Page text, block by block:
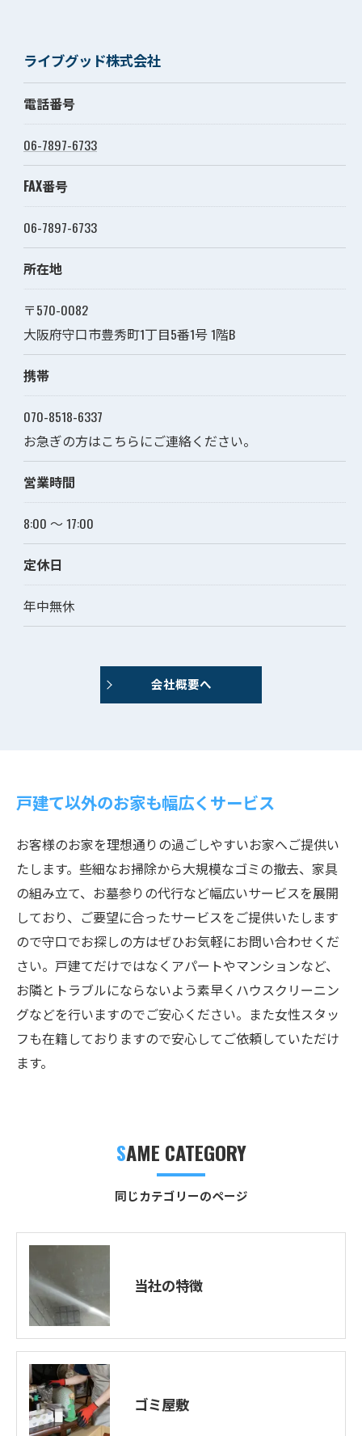
ライブグッド株式会社
電話番号
06-7897-6733
FAX番号
06-7897-6733
所在地
〒570-0082
大阪府守口市豊秀町1丁目5番1号 1階B
携帯
070-8518-6337
お急ぎの方はこちらにご連絡ください。
営業時間
8:00 ～ 17:00
定休日
年中無休
会社概要へ
戸建て以外のお家も幅広くサービス
お客様のお家を理想通りの過ごしやすいお家へご提供い
たします。些細なお掃除から大規模なゴミの撤去、家具
の組み立て、お墓参りの代行など幅広いサービスを展開
しており、ご要望に合ったサービスをご提供いたします
ので守口でお探しの方はぜひお気軽にお問い合わせくだ
さい。戸建てだけではなくアパートやマンションなど、
お隣とトラブルにならないよう素早くハウスクリーニン
グなどを行いますのでご安心ください。また女性スタッ
フも在籍しておりますので安心してご依頼していただけ
ます。
同じカテゴリーのページ
SAME CATEGORY
当社の特徴
ゴミ屋敷